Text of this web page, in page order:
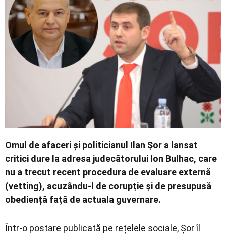
Omul de afaceri și politicianul Ilan Șor a lansat
critici dure la adresa judecătorului Ion Bulhac, care
nu a trecut recent procedura de evaluare externă
(vetting), acuzându-l de corupție și de presupusă
obediență față de actuala guvernare.
Într-o postare publicată pe rețelele sociale, Șor îl